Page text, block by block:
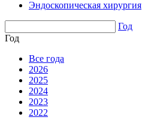
Эндоскопическая хирургия
Год
Год
Все года
2026
2025
2024
2023
2022